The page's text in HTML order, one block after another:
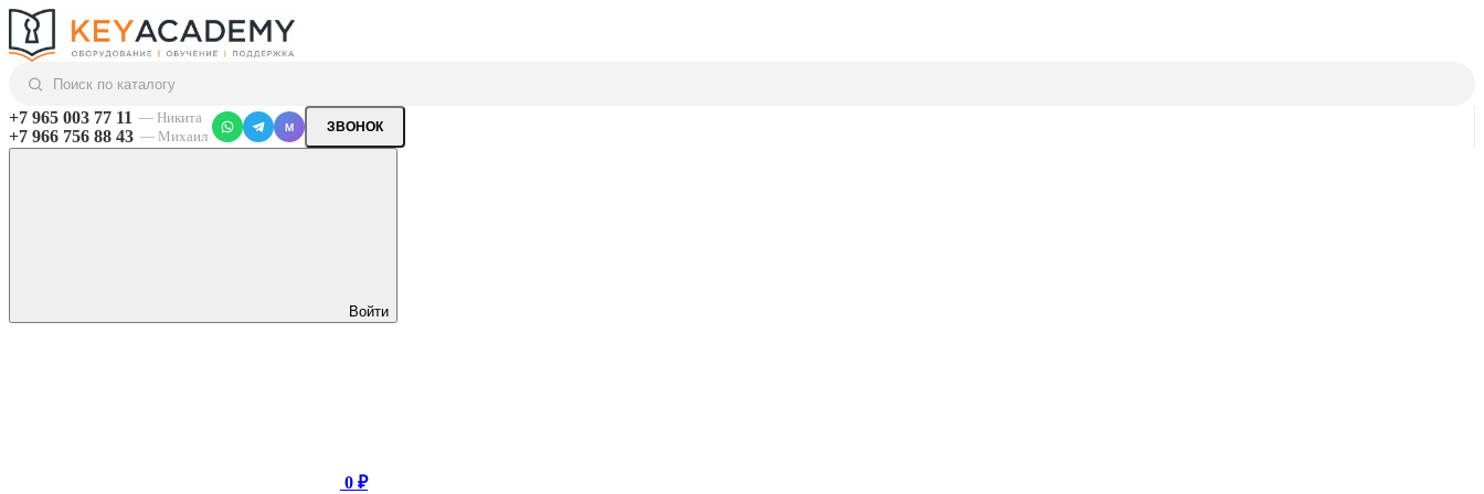
+7 965 003 77 11 — Никита
+7 966 756 88 43 — Михаил
M ЗВОНОК
Войти
0 ₽